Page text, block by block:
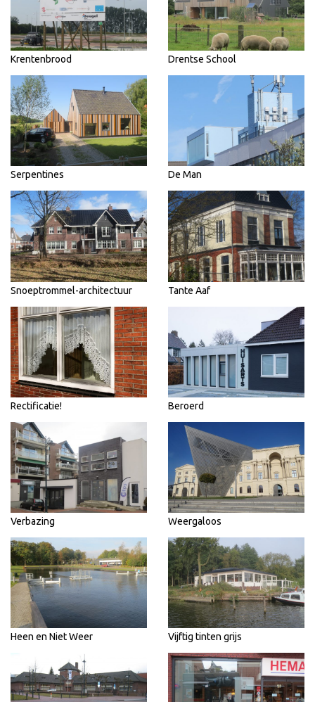
Krentenbrood Drentse School
Serpentines De Man
Snoeptrommel-architectuur Tante Aaf
Rectificatie! Beroerd
Verbazing Weergaloos
Heen en Niet Weer Vijftig tinten grijs